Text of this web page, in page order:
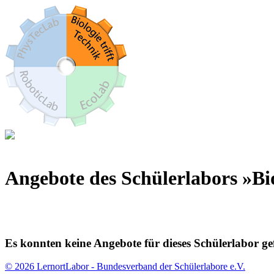
Angebote des Schülerlabors
Es konnten keine Angebote für dieses Schülerlabor
© 2026 LernortLabor - Bundesverband der Schülerlabore e.V.